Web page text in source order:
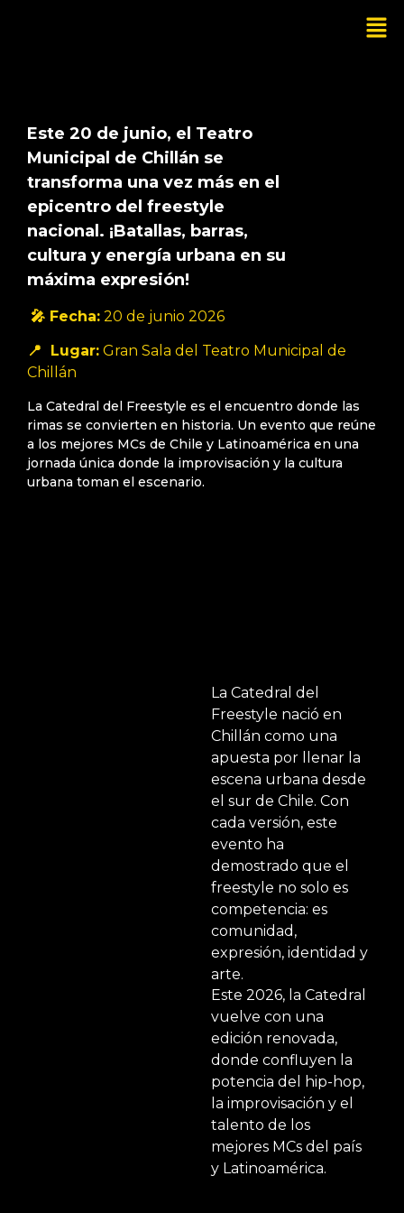
Este 20 de junio, el Teatro
Municipal de Chillán se
transforma una vez más en el
epicentro del freestyle
nacional. ¡Batallas, barras,
cultura y energía urbana en su
máxima expresión!
🎤 Fecha: 20 de junio 2026
📍 Lugar: Gran Sala del Teatro Municipal de
Chillán
La Catedral del Freestyle es el encuentro donde las
rimas se convierten en historia. Un evento que reúne
a los mejores MCs de Chile y Latinoamérica en una
jornada única donde la improvisación y la cultura
urbana toman el escenario.
La Catedral del
Freestyle nació en
Chillán como una
apuesta por llenar la
escena urbana desde
el sur de Chile. Con
cada versión, este
evento ha
demostrado que el
freestyle no solo es
competencia: es
comunidad,
expresión, identidad y
arte.
Este 2026, la Catedral
vuelve con una
edición renovada,
donde confluyen la
potencia del hip-hop,
la improvisación y el
talento de los
mejores MCs del país
y Latinoamérica.